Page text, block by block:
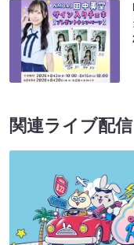
関連ライブ配信